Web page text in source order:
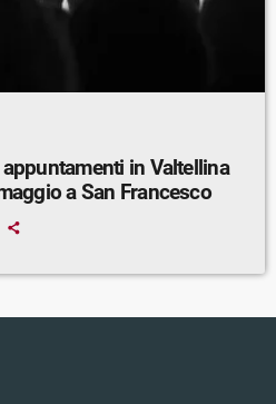
in Valtellina
a San Francesco